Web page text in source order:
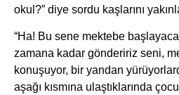
okul?” diye sordu kaşlarını
“Ha! Bu sene mektebe
zamana kadar göndeririz seni,
konuşuyor, bir yandan
aşağı kısmına ulaştıklarında